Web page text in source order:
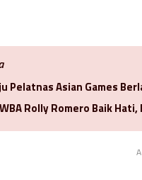
Pelatnas Asian Games
Rolly Romero Baik